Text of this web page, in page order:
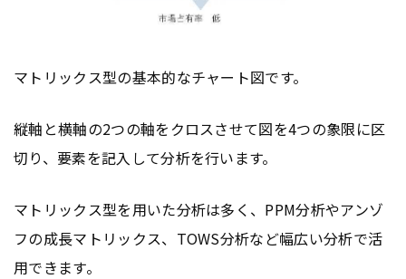
マトリックス型の基本的なチャート図です。
縦軸と横軸の2つの軸をクロスさせて図を4つの象限に区
切り、要素を記入して分析を行います。
マトリックス型を用いた分析は多く、PPM分析やアンゾ
フの成長マトリックス、TOWS分析など幅広い分析で活
用できます。